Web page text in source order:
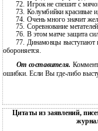
72. Игрок не спешит с
73. Колумбийки красивые
74. Очень много значит
75. Соревнование
76. В этом матче защита
77. Динамовцы выступают
обороняется.
От составителя.
ошибки. Если Вы где-либо
Цитаты из заявлений,